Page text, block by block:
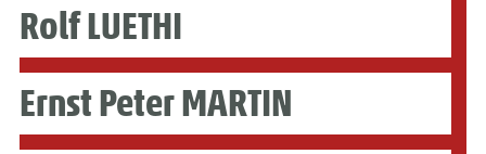
Rolf LUETHI
Ernst Peter MARTIN